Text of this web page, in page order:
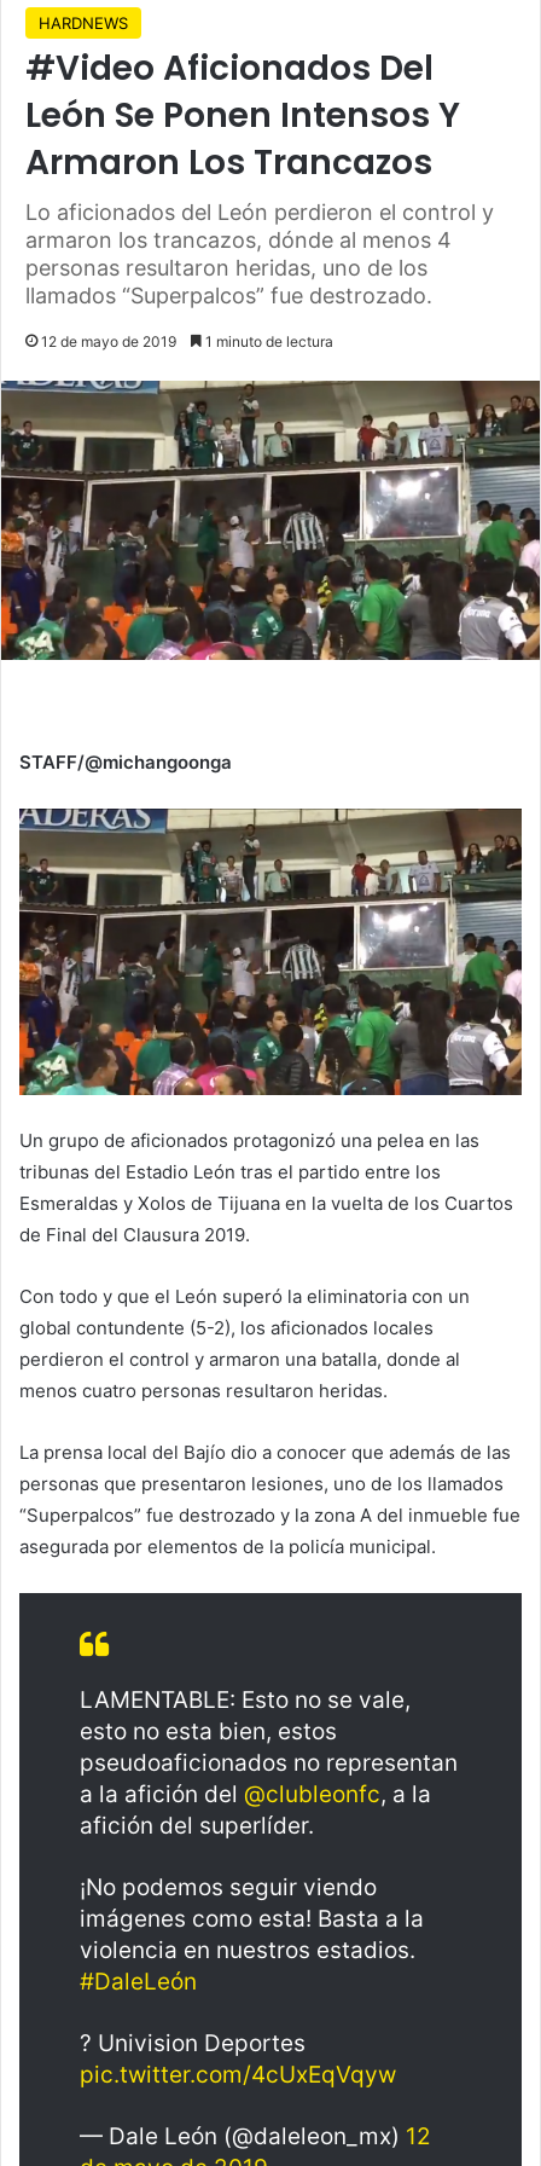
HARDNEWS
#Video Aficionados Del
León Se Ponen Intensos Y
Armaron Los Trancazos
Lo aficionados del León perdieron el control y
armaron los trancazos, dónde al menos 4
personas resultaron heridas, uno de los
llamados “Superpalcos” fue destrozado.
12 de mayo de 2019 1 minuto de lectura
STAFF/@michangoonga
Un grupo de aficionados protagonizó una pelea en las
tribunas del Estadio León tras el partido entre los
Esmeraldas y Xolos de Tijuana en la vuelta de los Cuartos
de Final del Clausura 2019.
Con todo y que el León superó la eliminatoria con un
global contundente (5-2), los aficionados locales
perdieron el control y armaron una batalla, donde al
menos cuatro personas resultaron heridas.
La prensa local del Bajío dio a conocer que además de las
personas que presentaron lesiones, uno de los llamados
“Superpalcos” fue destrozado y la zona A del inmueble fue
asegurada por elementos de la policía municipal.
LAMENTABLE: Esto no se vale,
esto no esta bien, estos
pseudoaficionados no representan
a la afición del @clubleonfc, a la
afición del superlíder.
¡No podemos seguir viendo
imágenes como esta! Basta a la
violencia en nuestros estadios.
#DaleLeón
? Univision Deportes
pic.twitter.com/4cUxEqVqyw
— Dale León (@daleleon_mx) 12